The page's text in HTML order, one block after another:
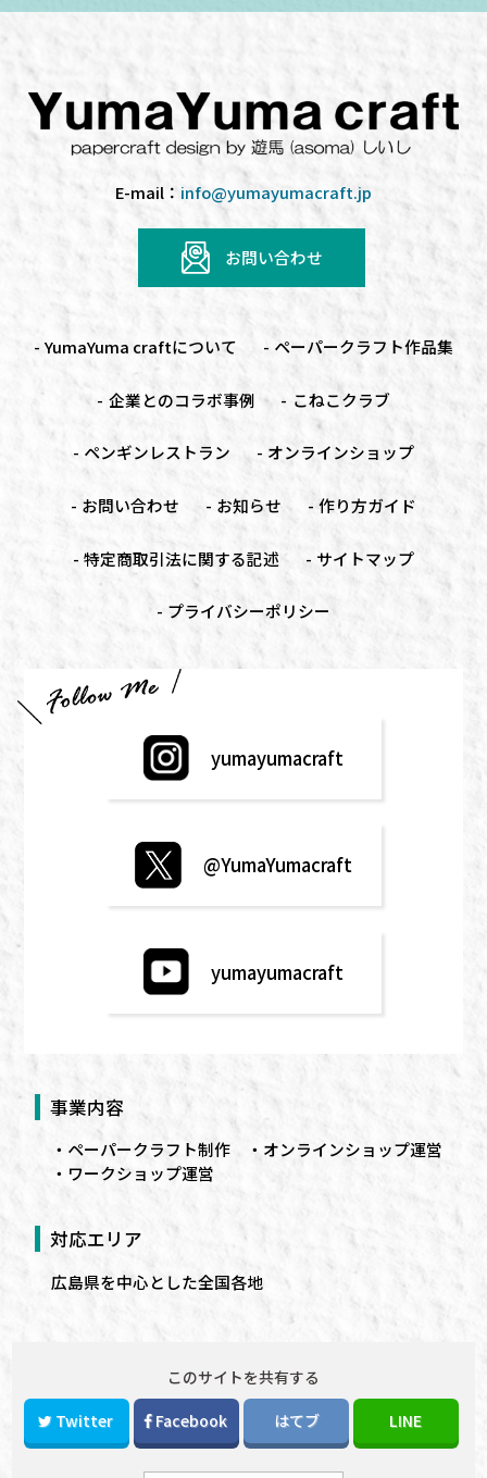
E-mail： info@yumayumacraft.jp
お問い合わせ
YumaYuma craftについて ペーパークラフト作品集
企業とのコラボ事例 こねこクラブ
ペンギンレストラン オンラインショップ
お問い合わせ お知らせ 作り方ガイド
特定商取引法に関する記述 サイトマップ
プライバシーポリシー
yumayumacraft
@YumaYumacraft
yumayumacraft
事業内容
ペーパークラフト制作
オンラインショップ運営
ワークショップ運営
対応エリア
広島県を中心とした全国各地
このサイトを共有する
Twitter
Facebook はてブ LINE